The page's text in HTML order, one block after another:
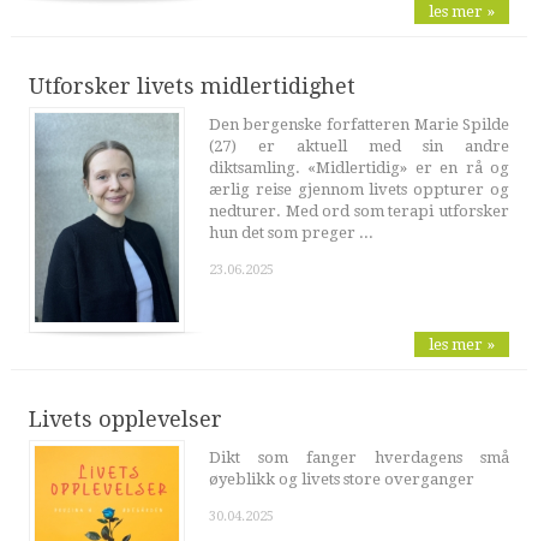
les mer »
Utforsker livets midlertidighet
Den bergenske forfatteren Marie Spilde
(27) er aktuell med sin andre
diktsamling. «Midlertidig» er en rå og
ærlig reise gjennom livets oppturer og
nedturer. Med ord som terapi utforsker
hun det som preger ...
23.06.2025
les mer »
Livets opplevelser
Dikt som fanger hverdagens små
øyeblikk og livets store overganger
30.04.2025